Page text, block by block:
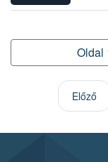
Oldal
Előző